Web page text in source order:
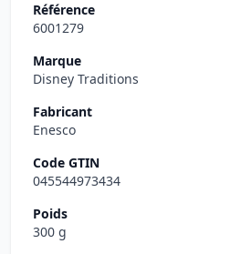
Référence
6001279
Marque
Disney Traditions
Fabricant
Enesco
Code GTIN
045544973434
Poids
300 g